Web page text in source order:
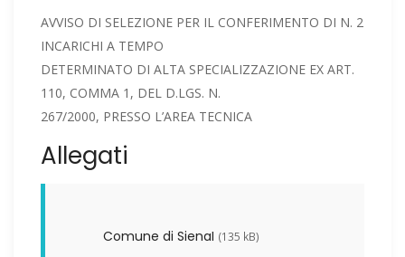
AVVISO DI SELEZIONE PER IL CONFERIMENTO DI N. 2
INCARICHI A TEMPO
DETERMINATO DI ALTA SPECIALIZZAZIONE EX ART.
110, COMMA 1, DEL D.LGS. N.
267/2000, PRESSO L’AREA TECNICA
Allegati
Comune di SienaI (135 kB)